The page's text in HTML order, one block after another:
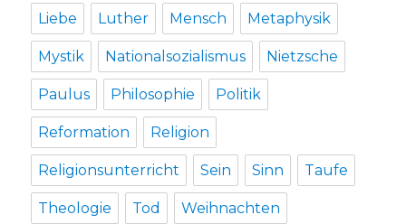
Liebe Luther Mensch Metaphysik
Mystik Nationalsozialismus Nietzsche
Paulus Philosophie Politik
Reformation Religion
Religionsunterricht Sein Sinn Taufe
Theologie Tod Weihnachten